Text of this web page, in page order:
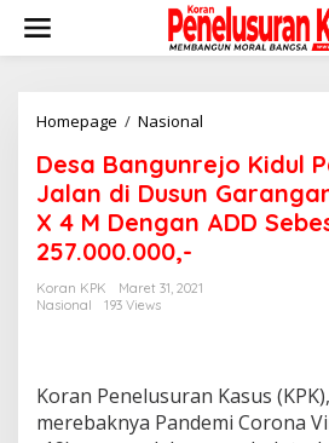
konten
Homepage / Nasional
Kidul
Pavingisasi
Jalan
di
M
Dengan
Desa Bangunrejo Kidul
Jalan di Dusun
X 4 M Dengan ADD
257.000.000,-
Koran KPK
Maret 31, 2021
Nasional
193 Views
Koran Penelusuran Kasus
merebaknya Pandemi Corona